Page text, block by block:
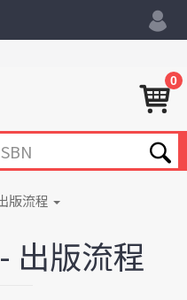
0
版流程
出版流程